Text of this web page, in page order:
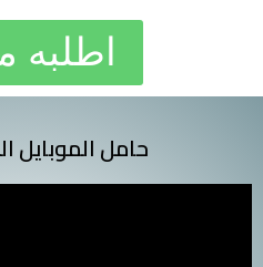
اطلبه
حامل الموبايل